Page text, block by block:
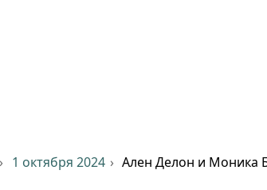
1 октября 2024 Ален Делон и Моника